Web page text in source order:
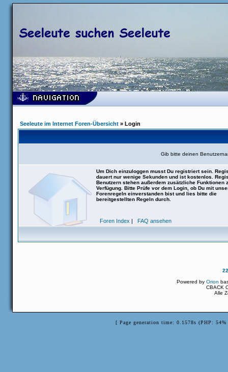
Seeleute im Internet Foren-Übersicht » Login
Gib bitte deinen
Um Dich einzuloggen musst Du registriert sein.
dauert nur wenige Sekunden und ist kostenlos.
Benutzern stehen außerdem zusätzliche Funktionen
Verfügung. Bitte Prüfe vor dem Login, ob Du mit
Forenregeln einverstanden bist und lies bitte die
bereitgestellten Regeln durch.
Foren Index | FAQ ansehen
Powered byOrion
CBACK
Alle
[ Page generation time: 0.1578s (PHP: